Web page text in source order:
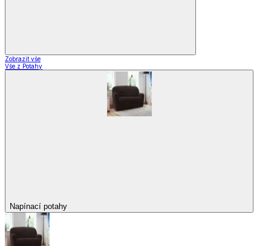
Zobrazit vše
Vše z Potahy
Napínací potahy